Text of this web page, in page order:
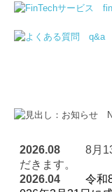
2026.08 8月
だきます。
2026.04 令和